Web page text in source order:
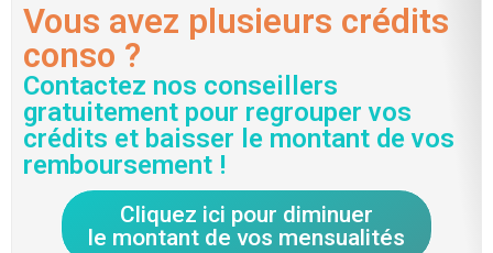
Vous avez plusieurs crédits
conso ?
Contactez nos conseillers
gratuitement pour regrouper vos
crédits et baisser le montant de vos
remboursement !
Cliquez ici pour diminuer
le montant de vos mensualités